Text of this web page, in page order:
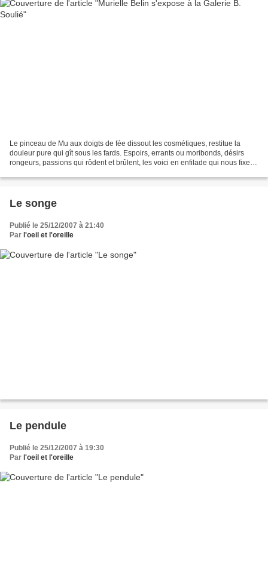
Le pinceau de Mu aux doigts de fée dissout les cosmétiques, restitue la
douleur pure qui gît sous les fards. Espoirs, errants ou moribonds, désirs
rongeurs, passions qui rôdent et brûlent, les voici en enfilade qui nous fixent,
Le songe
Publié le 25/12/2007 à 21:40
Par l'oeil et l'oreille
Le pendule
Publié le 25/12/2007 à 19:30
Par l'oeil et l'oreille